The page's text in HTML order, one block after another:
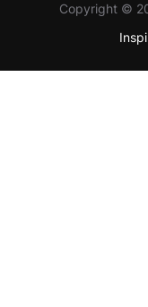
Copyright ©